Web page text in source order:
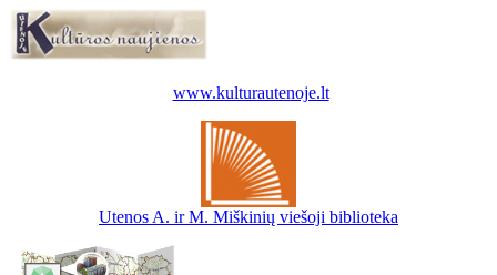
www.kulturautenoje.lt
Utenos A. ir M. Miškinių viešoji biblioteka